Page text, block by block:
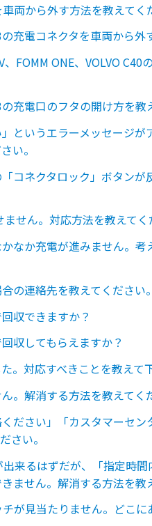
両から外す方法を教えてく
充電コネクタを車両から外
FOMM ONE、VOLVO C40
充電口のフタの開け方を
というエラーメッセージ
い。
コネクタロック」ボタンが
せん。対応方法を教えてく
なか充電が進みません。考
の連絡先を教えてください。
収できますか？
収してもらえますか？
。対応すべきことを教えて
。解消する方法を教えてく
ださい」「カスタマーセ
さい。
来るはずだが、「指定時
ません。解消する方法を教
が見当たりません。どこに